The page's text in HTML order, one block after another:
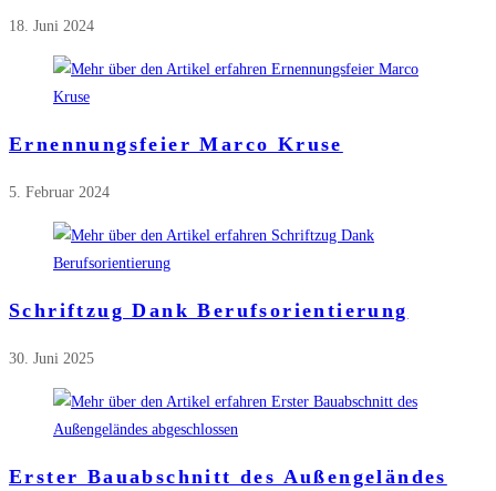
18. Juni 2024
Ernennungsfeier Marco Kruse
5. Februar 2024
Schriftzug Dank Berufsorientierung
30. Juni 2025
Erster Bauabschnitt des Außengeländes